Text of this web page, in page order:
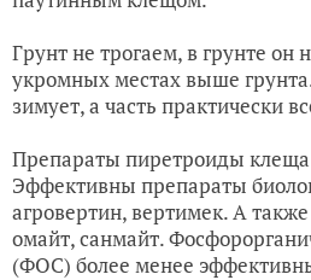
Грунт не трогаем, в грунте он
укромных местах выше
зимует, а часть практически
Препараты пиретроиды
Эффективны препараты
агровертин, вертимек. А
омайт, санмайт.
(ФОС) более менее